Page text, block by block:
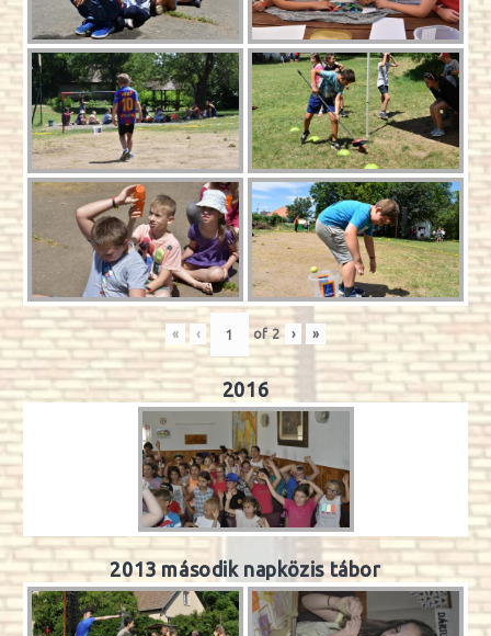
« ‹ of2 › »
2016
2013 második napközis tábor